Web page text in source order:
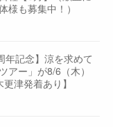
様も募集中！）
年記念】涼を求めて
アー」が8/6（木）
津発着あり】